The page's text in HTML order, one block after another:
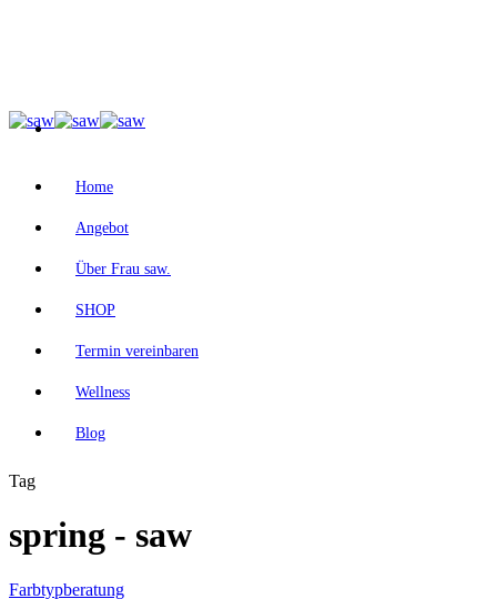
Home
Angebot
Über Frau saw.
SHOP
Termin vereinbaren
Wellness
Blog
Tag
spring - saw
Farbtypberatung